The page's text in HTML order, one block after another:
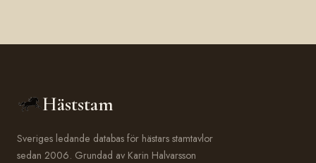
Häststam
Sveriges ledande databas för hästars stamtavlor
sedan 2006. Grundad av Karin Halvarsson